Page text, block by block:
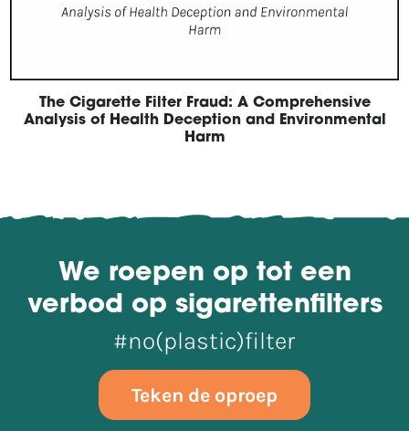
The Cigarette Filter Fraud: A Comprehensive
Analysis of Health Deception and Environmental
Harm
We roepen op tot een
verbod op sigarettenfilters
#no(plastic)filter
Teken de oproep